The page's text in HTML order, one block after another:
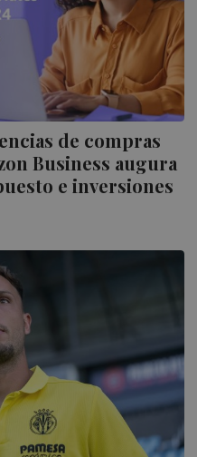
de compras
Business augura
e inversiones